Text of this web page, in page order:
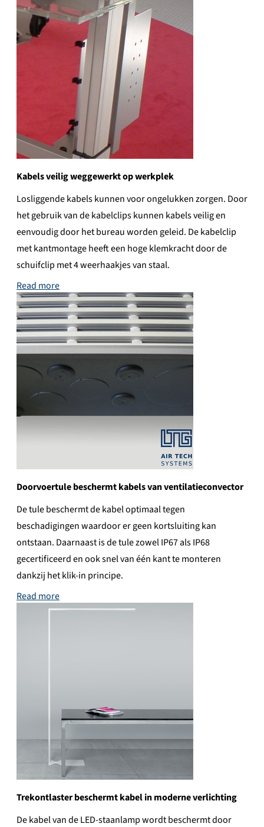
Kabels veilig weggewerkt op werkplek
Losliggende kabels kunnen voor ongelukken zorgen. Door
het gebruik van de kabelclips kunnen kabels veilig en
eenvoudig door het bureau worden geleid. De kabelclip
met kantmontage heeft een hoge klemkracht door de
schuifclip met 4 weerhaakjes van staal.
Read more
Doorvoertule beschermt kabels van ventilatieconvector
De tule beschermt de kabel optimaal tegen
beschadigingen waardoor er geen kortsluiting kan
ontstaan. Daarnaast is de tule zowel IP67 als IP68
gecertificeerd en ook snel van één kant te monteren
dankzij het klik-in principe.
Read more
Trekontlaster beschermt kabel in moderne verlichting
De kabel van de LED-staanlamp wordt beschermt door